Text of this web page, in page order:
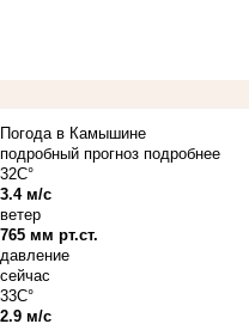
Погода в Камышине
подробный прогноз подробнее
32C°
3.4 м/с
ветер
765 мм рт.ст.
давление
сейчас
33C°
2.9 м/с